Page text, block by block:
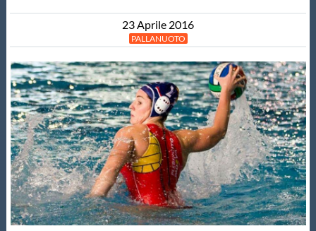
Fondo
Salvamento
Master
Formazione
23Aprile 2016
PALLANUOTO